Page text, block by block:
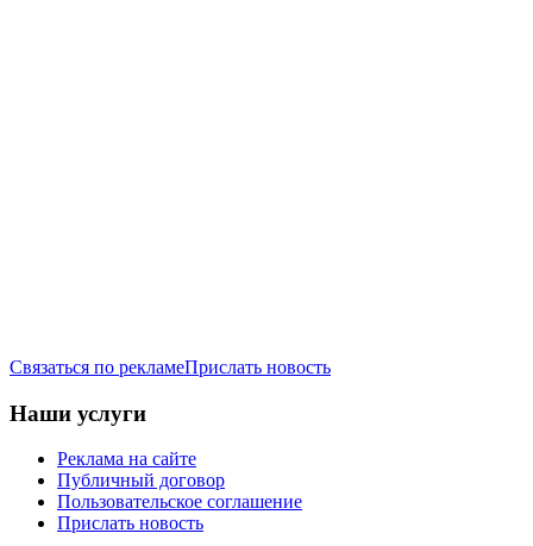
Связаться по рекламеПрислать новость
Наши услуги
Реклама на сайте
Публичный договор
Пользовательское соглашение
Прислать новость